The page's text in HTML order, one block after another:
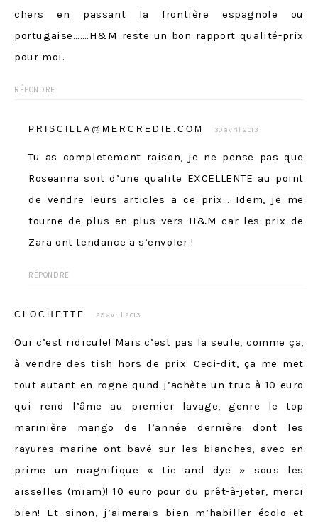
chers en passant la frontière espagnole ou
portugaise…….H&M reste un bon rapport qualité-prix
pour moi.
RÉPONDRE
PRISCILLA@MERCREDIE.COM 30 avril 2013
Tu as completement raison, je ne pense pas que
Roseanna soit d’une qualite EXCELLENTE au point
de vendre leurs articles a ce prix… Idem, je me
tourne de plus en plus vers H&M car les prix de
Zara ont tendance a s’envoler !
RÉPONDRE
CLOCHETTE 29 avril 2013
Oui c’est ridicule! Mais c’est pas la seule, comme ça,
à vendre des tish hors de prix. Ceci-dit, ça me met
tout autant en rogne qund j’achète un truc à 10 euro
qui rend l’âme au premier lavage, genre le top
marinière mango de l’année dernière dont les
rayures marine ont bavé sur les blanches, avec en
prime un magnifique « tie and dye » sous les
aisselles (miam)! 10 euro pour du prêt-à-jeter, merci
bien! Et sinon, j’aimerais bien m’habiller écolo et